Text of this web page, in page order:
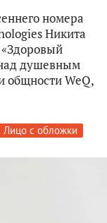
номера
Никита
над душевным
общности WeQ,
Лицо с обложки